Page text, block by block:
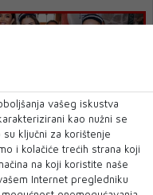
vašeg iskustva
kao nužni se
ključni za korištenje
i kolačiće trećih strana koji
na koji koristite naše
Internet pregledniku